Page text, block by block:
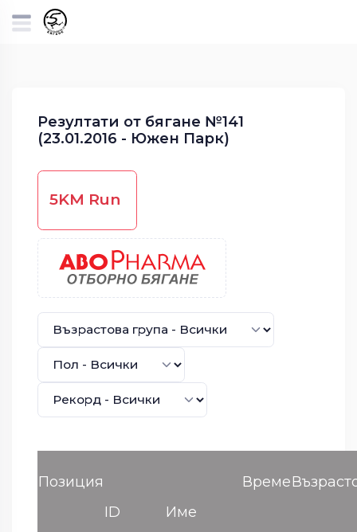
Резултати от бягане №141
(23.01.2016 - Южен Парк)
5KM Run
Позиция
ID
Име
Време